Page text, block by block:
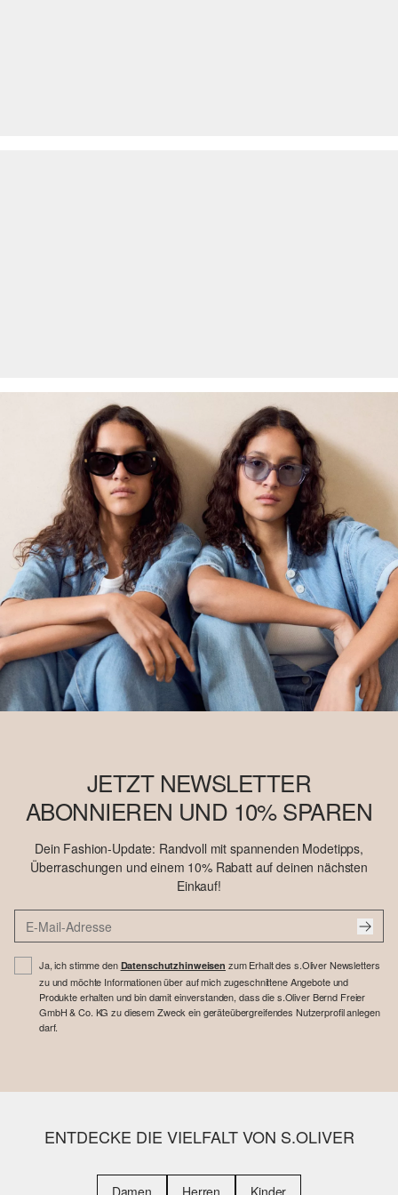
JETZT NEWSLETTER
ABONNIEREN UND 10% SPAREN
Dein Fashion-Update: Randvoll mit spannenden Modetipps,
Überraschungen und einem 10% Rabatt auf deinen nächsten
Einkauf!
Ja, ich stimme den Datenschutzhinweisen zum Erhalt des s.Oliver Newsletters
zu und möchte Informationen über auf mich zugeschnittene Angebote und
Produkte erhalten und bin damit einverstanden, dass die s.Oliver Bernd Freier
GmbH & Co. KG zu diesem Zweck ein geräteübergreifendes Nutzerprofil anlegen
darf.
ENTDECKE DIE VIELFALT VON S.OLIVER